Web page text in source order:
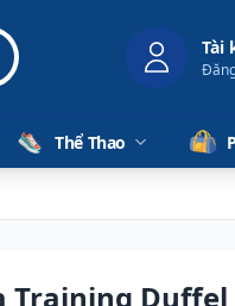
Tài
Thể Thao
Training Duffel